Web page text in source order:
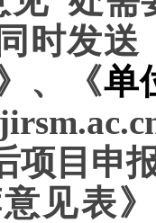
同时发
、《单
项目申
意见表